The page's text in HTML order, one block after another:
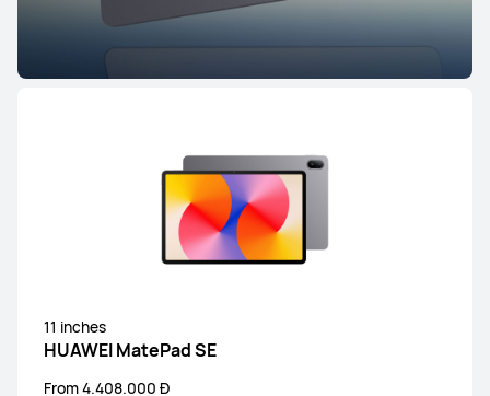
11 inches
HUAWEI MatePad SE
From 4.408.000 Đ
HUAWEI MatePad Pro Series HUAWEI MatePad Series
12.2 inches
HUAWEI MatePad Pro 12.2-inch
From 22.990.000 Đ